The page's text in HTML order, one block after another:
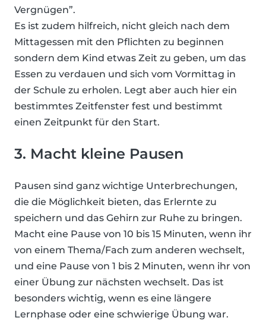
Vergnügen”.
Es ist zudem hilfreich, nicht gleich nach dem
Mittagessen mit den Pflichten zu beginnen
sondern dem Kind etwas Zeit zu geben, um das
Essen zu verdauen und sich vom Vormittag in
der Schule zu erholen. Legt aber auch hier ein
bestimmtes Zeitfenster fest und bestimmt
einen Zeitpunkt für den Start.
3. Macht kleine Pausen
Pausen sind ganz wichtige Unterbrechungen,
die die Möglichkeit bieten, das Erlernte zu
speichern und das Gehirn zur Ruhe zu bringen.
Macht eine Pause von 10 bis 15 Minuten, wenn ihr
von einem Thema/Fach zum anderen wechselt,
und eine Pause von 1 bis 2 Minuten, wenn ihr von
einer Übung zur nächsten wechselt. Das ist
besonders wichtig, wenn es eine längere
Lernphase oder eine schwierige Übung war.